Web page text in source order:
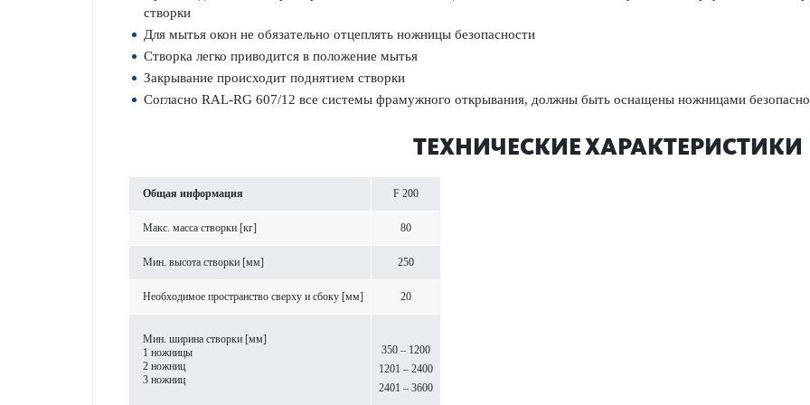
створки
Для мытья окон не обязательно отцеплять ножницы безопасности
Створка легко приводится в положение мытья
Закрывание происходит поднятием створки
Согласно RAL-RG 607/12 все системы фрамужного открывания, должны быть оснащены ножницами
ТЕХНИЧЕСКИЕ ХАРАКТЕРИСТИКИ
Общая информация F 200
Макс. масса створки [кг] 80
Мин. высота створки [мм] 250
Необходимое пространство сверху и сбоку [мм] 20
Mин. ширина створки [мм]
1 ножницы
2 ножниц
3 ножниц
350 – 1200
1201 – 2400
2401 – 3600